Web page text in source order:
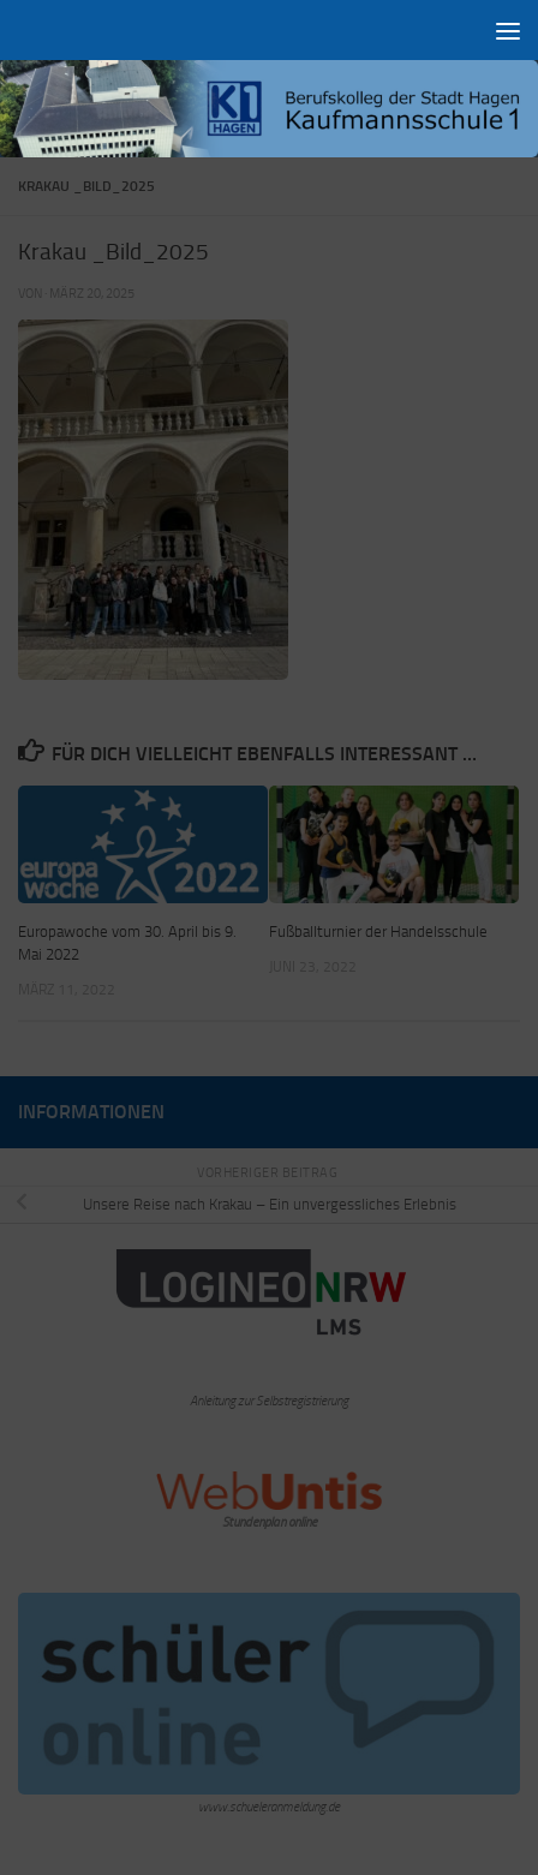
KRAKAU _BILD_2025
Krakau _Bild_2025
VON MÄRZ 20, 2025
FÜR DICH VIELLEICHT EBENFALLS INTERESSANT …
Europawoche vom 30. April bis 9.
Mai 2022
Fußballturnier der Handelsschule
INFORMATIONEN
VORHERIGER BEITRAG
Unsere Reise nach Krakau – Ein unvergessliches Erlebnis
Anleitung zur Selbstregistrierung
Stundenplan online
www.schueleranmeldung.de